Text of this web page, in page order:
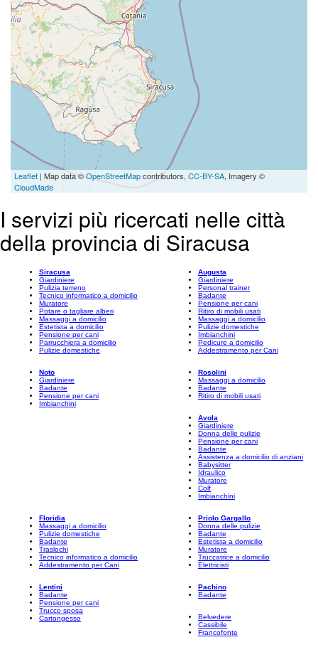
Leaflet | Map data ©OpenStreetMapcontributors, CC-BY-SA, Imagery ©
CloudMade
I servizi più ricercati nelle città
della provincia di Siracusa
Siracusa
Giardiniere
Pulizia terreno
Tecnico informatico a domicilio
Muratore
Potare o tagliare alberi
Massaggi a domicilio
Estetista a domicilio
Pensione per cani
Parrucchiera a domicilio
Pulizie domestiche
Augusta
Giardiniere
Personal trainer
Badante
Pensione per cani
Ritiro di mobili usati
Massaggi a domicilio
Pulizie domestiche
Imbianchini
Pedicure a domicilio
Addestramento per Cani
Noto
Giardiniere
Badante
Pensione per cani
Imbianchini
Rosolini
Massaggi a domicilio
Badante
Ritiro di mobili usati
Avola
Giardiniere
Donna delle pulizie
Pensione per cani
Badante
Assistenza a domicilio di anziani
Babysitter
Idraulico
Muratore
Colf
Imbianchini
Floridia
Massaggi a domicilio
Pulizie domestiche
Badante
Traslochi
Tecnico informatico a domicilio
Addestramento per Cani
Priolo Gargallo
Donna delle pulizie
Badante
Estetista a domicilio
Muratore
Truccatrice a domicilio
Elettricisti
Lentini
Badante
Pensione per cani
Trucco sposa
Cartongesso
Pachino
Badante
Belvedere
Cassibile
Francofonte